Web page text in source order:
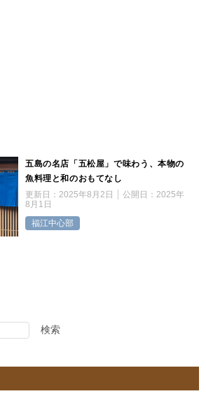
五島の名店「五松屋」で味わう、本物の
魚料理と和のおもてなし
更新日： 2025年8月2日 公開日： 2025年
8月1日
福江中心部
検索